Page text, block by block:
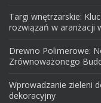
Targi wnętrzarskie:
rozwiązań w aranżacji
Drewno Polimerowe:
Zrównoważonego
Wprowadzanie zieleni
dekoracyjny